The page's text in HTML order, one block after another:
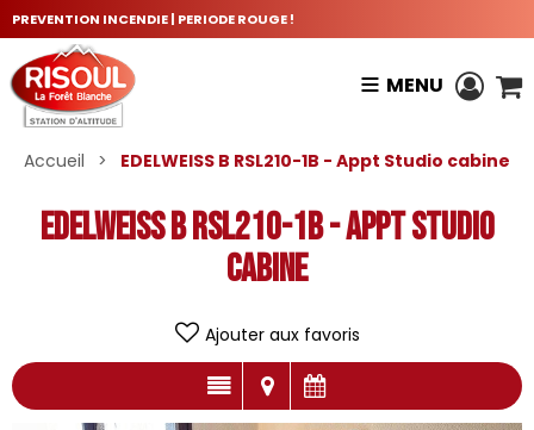
PREVENTION INCENDIE | PERIODE ROUGE !
MENU
Accueil > EDELWEISS B RSL210-1B - Appt Studio cabine
EDELWEISS B RSL210-1B - Appt Studio
cabine
Ajouter aux favoris